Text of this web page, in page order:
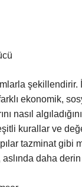
şekillendirir.
ekonomik,
kurallar ve
tazminat gibi
daha